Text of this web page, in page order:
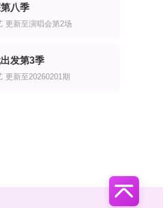
八季
更新至演唱会第2场
发第3季
更新至20260201期